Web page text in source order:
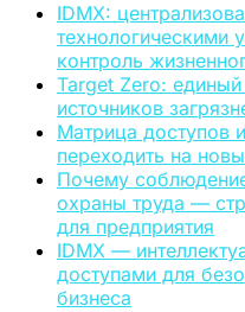
IDMX:
технологическими
контроль
Target Zero: единый
источников
Матрица доступов
переходить на
Почему
охраны труда —
для предприятия
IDMX —
доступами для
бизнеса